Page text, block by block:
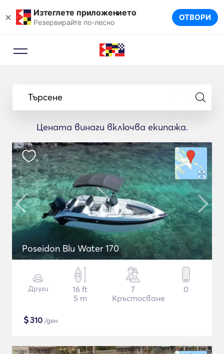
× Изтеглете приложението
Резервирайте по-лесно ОТВОРИ
Търсене
Цената винаги включва екипажа.
Poseidon Blu Water 170
Други
16 ft
5 m
7
Кръстосване
0
$310 /ден